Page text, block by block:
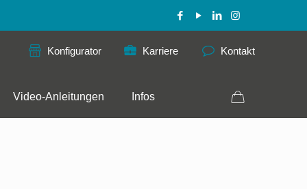
Video-Anleitungen Infos
Konfigurator Karriere Kontakt